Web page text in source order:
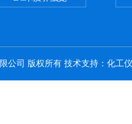
公司 版权所有 技术支持： 化工